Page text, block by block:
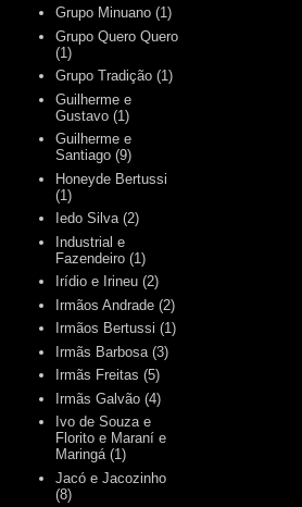
Grupo Minuano (1)
Grupo Quero Quero
(1)
Grupo Tradição (1)
Guilherme e
Gustavo (1)
Guilherme e
Santiago (9)
Honeyde Bertussi
(1)
Iedo Silva (2)
Industrial e
Fazendeiro (1)
Irídio e Irineu (2)
Irmãos Andrade (2)
Irmãos Bertussi (1)
Irmãs Barbosa (3)
Irmãs Freitas (5)
Irmãs Galvão (4)
Ivo de Souza e
Florito e Maraní e
Maringá (1)
Jacó e Jacozinho
(8)